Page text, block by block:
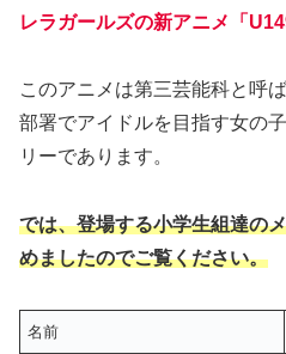
レラガールズの新アニメ「
このアニメは第三芸能科と呼
部署でアイドルを目指す女の
リーであります。
では、登場する小学生組達の
めましたのでご覧ください。
名前